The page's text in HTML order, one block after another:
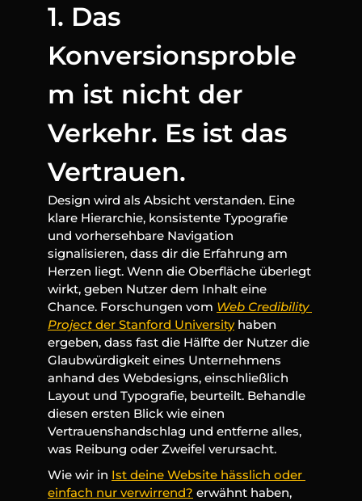
1. Das
Konversionsproble
m ist nicht der
Verkehr. Es ist das
Vertrauen.
Design wird als Absicht verstanden. Eine
klare Hierarchie, konsistente Typografie
und vorhersehbare Navigation
signalisieren, dass dir die Erfahrung am
Herzen liegt. Wenn die Oberfläche überlegt
wirkt, geben Nutzer dem Inhalt eine
Chance. Forschungen vom Web Credibility
Project der Stanford University haben
ergeben, dass fast die Hälfte der Nutzer die
Glaubwürdigkeit eines Unternehmens
anhand des Webdesigns, einschließlich
Layout und Typografie, beurteilt. Behandle
diesen ersten Blick wie einen
Vertrauenshandschlag und entferne alles,
was Reibung oder Zweifel verursacht.
Wie wir in Ist deine Website hässlich oder
einfach nur verwirrend? erwähnt haben,